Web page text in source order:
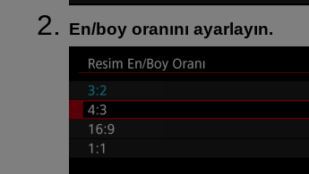
En/boy oranını ayarlayın.